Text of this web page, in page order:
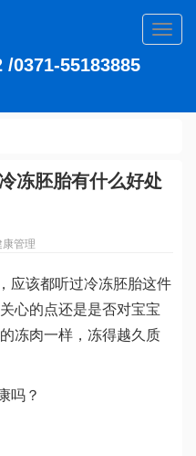
/0371-55183885
冻胚胎有什么好处
管理
应该都听过冷冻胚胎这件
心的点还是是否对宝宝
冻肉一样，冻得越久质
吗？